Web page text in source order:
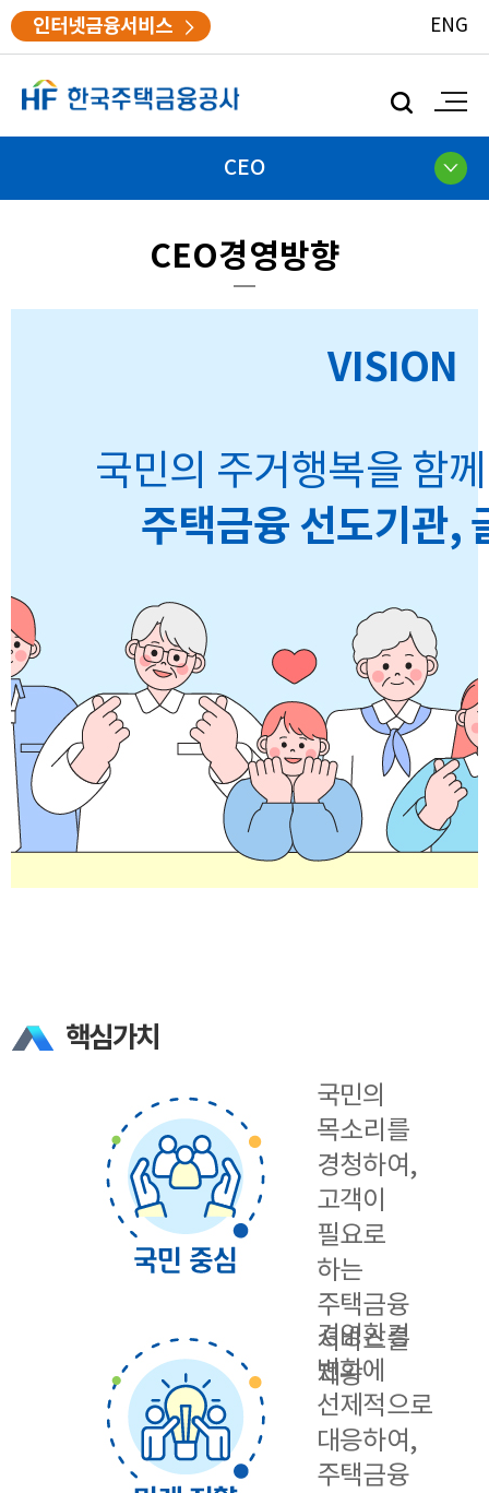
인터넷금융서비스 ENG
CEO
CEO경영방향
VISION
국민의 주거행복을 함
주택금융 선도기관,
핵심가치
국민의
목소리를
경청하여,
고객이
필요로
하는
주택금융
서비스를
제공
경영환경
변화에
선제적으로
대응하여,
주택금융